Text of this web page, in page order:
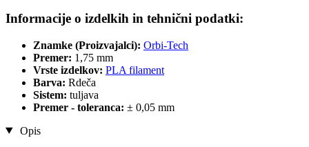
Informacije o izdelkih in tehnični podatki:
Znamke (Proizvajalci): Orbi-Tech
Premer: 1,75 mm
Vrste izdelkov: PLA filament
Barva: Rdeča
Sistem: tuljava
Premer - toleranca: ± 0,05 mm
Opis